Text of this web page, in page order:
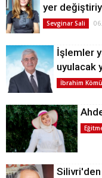
yer
Sevginar Sali
İşlemler
uyulacak
İbrahim